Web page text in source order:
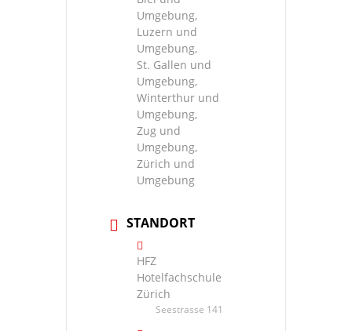
Umgebung,
Luzern und
Umgebung,
St. Gallen und
Umgebung,
Winterthur und
Umgebung,
Zug und
Umgebung,
Zürich und
Umgebung
STANDORT
HFZ
Hotelfachschule
Zürich
Seestrasse 141